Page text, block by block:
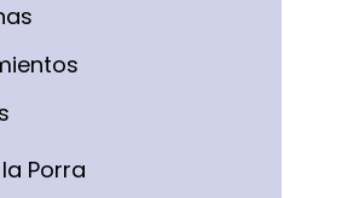
Porra